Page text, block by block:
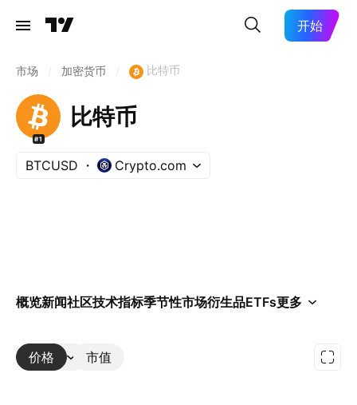
开始
市场 加密货币 比特币
#1
比特币
BTCUSD Crypto.com
概览新闻社区技术指标季节性市场衍生品ETFs更多
价格 市值
更多